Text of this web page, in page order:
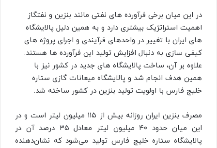
در این میان برخی فرآورده های نفتی مانند بنزین و نفتگاز
اهمیت استراتژیک بیشتری دارد و به همین دلیل پالایشگاه
های ایران با تغییر در واحدهای فرآیندی و اجرای پروژه های
کیفی سازی به دنبال افزایش تولید این فرآورده ها هستند.
علاوه بر آن، ساخت پالایشگاه های جدید در کشور نیز با
همین هدف انجام شد و پالایشگاه میعانات گازی ستاره
خلیج فارس با اولویت تولید بنزین در کشور ساخته شد.
مصرف بنزین ایران روزانه بیش از ۱۱۵ میلیون لیتر است و در
این میان حدود ۴۰ میلیون لیتر معادل ۳۵ درصد آن در
پالایشگاه ستاره خلیج فارس تولید می‌شود که نشان‌دهنده